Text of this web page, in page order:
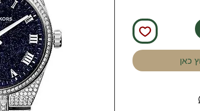
כאן